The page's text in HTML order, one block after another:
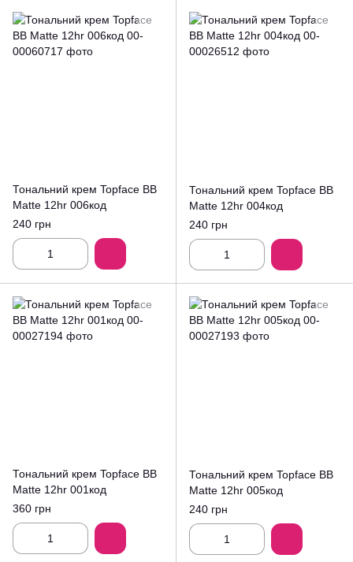
Тональний крем Topface BB
Matte 12hr 006код
240 грн
Тональний крем Topface BB
Matte 12hr 004код
240 грн
Тональний крем Topface BB
Matte 12hr 001код
360 грн
Тональний крем Topface BB
Matte 12hr 005код
240 грн